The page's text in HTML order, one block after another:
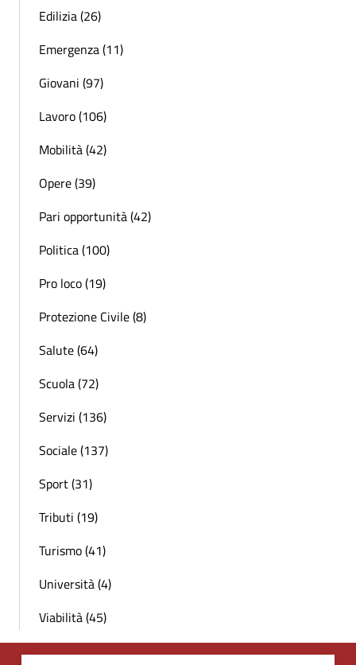
Edilizia (26)
Emergenza (11)
Giovani (97)
Lavoro (106)
Mobilità (42)
Opere (39)
Pari opportunità (42)
Politica (100)
Pro loco (19)
Protezione Civile (8)
Salute (64)
Scuola (72)
Servizi (136)
Sociale (137)
Sport (31)
Tributi (19)
Turismo (41)
Università (4)
Viabilità (45)